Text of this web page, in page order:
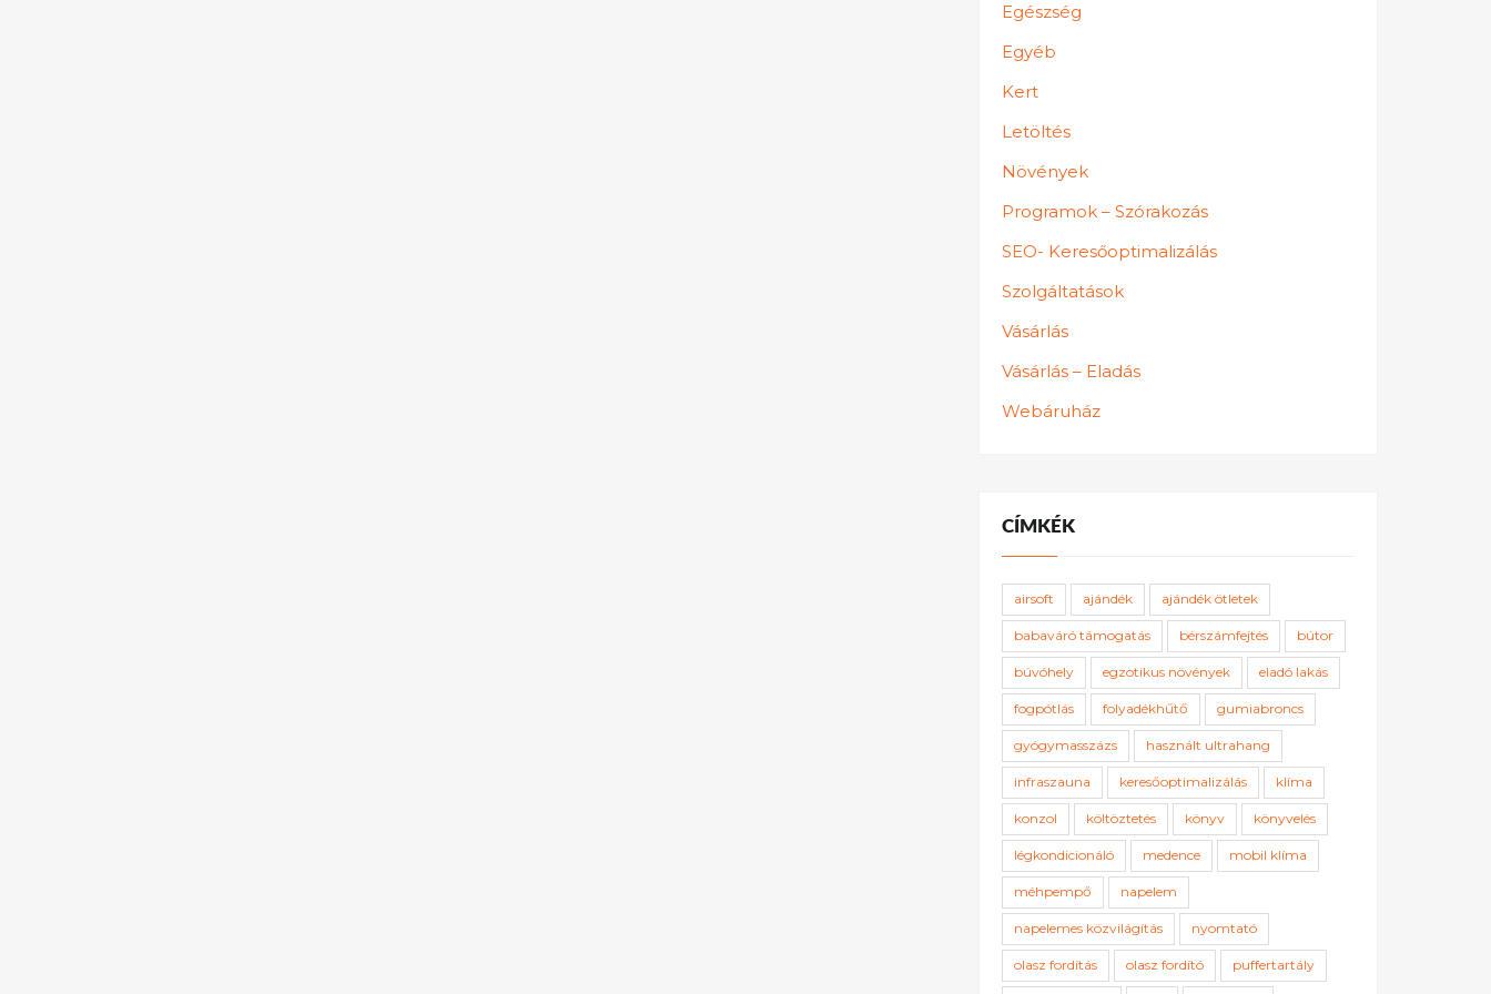
Egészség
Egyéb
Kert
Letöltés
Növények
Programok – Szórakozás
SEO- Keresőoptimalizálás
Szolgáltatások
Vásárlás
Vásárlás – Eladás
Webáruház
CÍMKÉK
airsoft ajándék ajándék ötletek
babaváró támogatás bérszámfejtés bútor
búvóhely egzotikus növények eladó lakás
fogpótlás folyadékhűtő gumiabroncs
gyógymasszázs használt ultrahang
infraszauna keresőoptimalizálás klíma
konzol költöztetés könyv könyvelés
légkondicionáló medence mobil klíma
méhpempő napelem
napelemes közvilágítás nyomtató
olasz fordítás olasz fordító puffertartály